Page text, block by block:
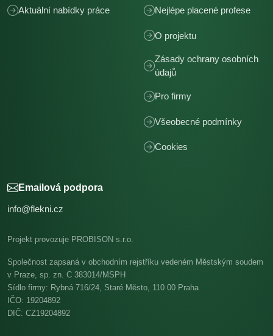
Aktuální nabídky práce Nejlépe placené profese
O projektu
Zásady ochrany osobních
údajů
Pro firmy
Všeobecné podmínky
Cookies
Emailová podpora
info@flekni.cz
Projekt provozuje PROBISON s.r.o.
Společnost zapsaná v obchodním rejstříku vedeném Městským soudem
v Praze, sp. zn. C 383014/MSPH
Sídlo firmy: Rybná 716/24, Staré Město, 110 00 Praha
IČO: 19204892
DIČ: CZ19204892